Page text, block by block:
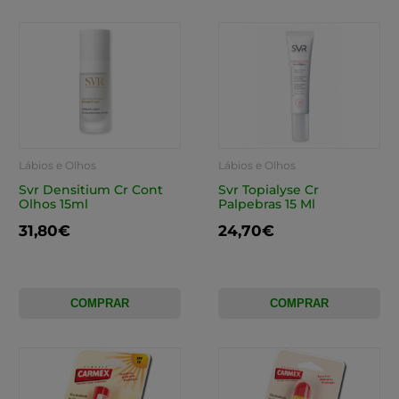
Lábios e Olhos
Svr Densitium Cr Cont
Olhos 15ml
31,80€
COMPRAR
Lábios e Olhos
Svr Topialyse Cr
Palpebras 15 Ml
24,70€
COMPRAR